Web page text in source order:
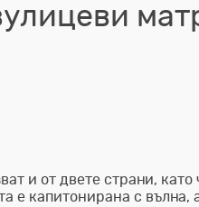
и от двете страни,
е капитонирана с